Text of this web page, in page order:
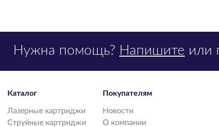
Нужна помощь? Напишите или
Каталог
Лазерные картриджи
Струйные картриджи
Покупателям
Новости
О компании